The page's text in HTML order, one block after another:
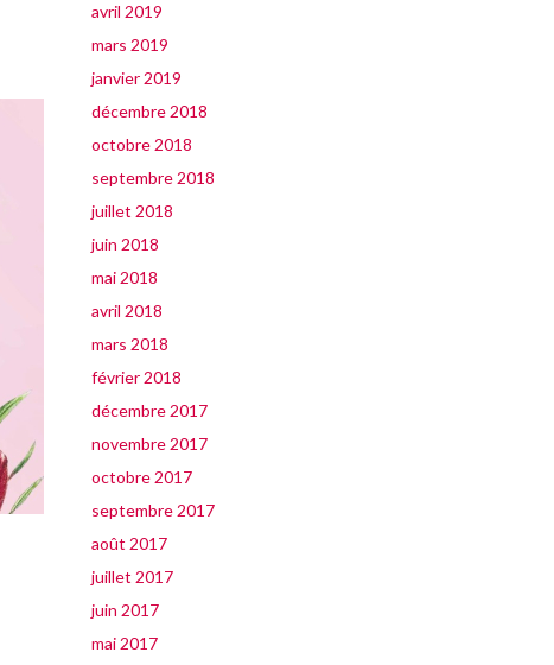
avril 2019
mars 2019
janvier 2019
décembre 2018
octobre 2018
septembre 2018
juillet 2018
juin 2018
mai 2018
avril 2018
mars 2018
février 2018
décembre 2017
novembre 2017
octobre 2017
septembre 2017
août 2017
juillet 2017
juin 2017
mai 2017